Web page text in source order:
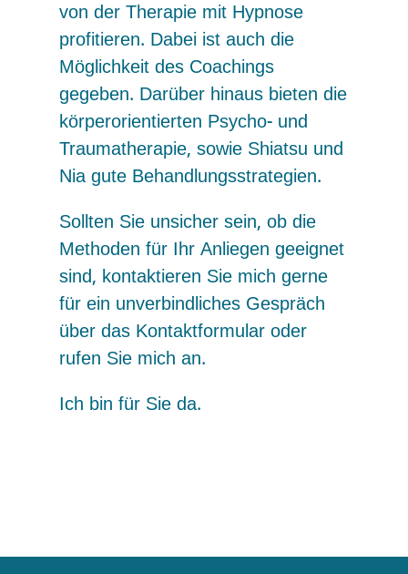
von der Therapie mit Hypnose
profitieren. Dabei ist auch die
Möglichkeit des Coachings
gegeben. Darüber hinaus bieten die
körperorientierten Psycho- und
Traumatherapie, sowie Shiatsu und
Nia gute Behandlungsstrategien.
Sollten Sie unsicher sein, ob die
Methoden für Ihr Anliegen geeignet
sind, kontaktieren Sie mich gerne
für ein unverbindliches Gespräch
über das Kontaktformular oder
rufen Sie mich an.
Ich bin für Sie da.